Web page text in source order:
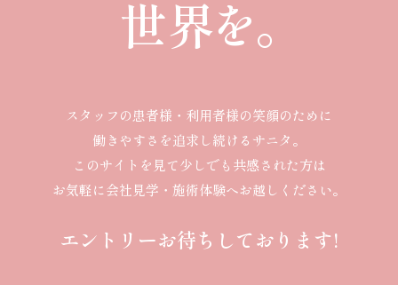
世界を。
スタッフの患者様・利用者様の笑顔のために
働きやすさを追求し続けるサニタ。
このサイトを見て少しでも共感された方は
お気軽に会社見学・施術体験へお越しください。
エントリーお待ちしております!